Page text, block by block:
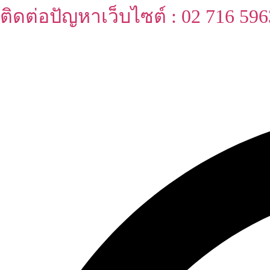
Skip
toติดต่อปัญหาเว็บไซต์ : 02 716